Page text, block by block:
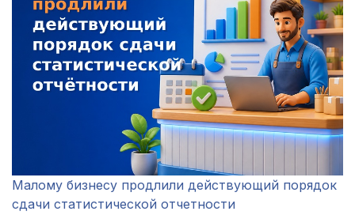
Малому бизнесу продлили действующий порядок
сдачи статистической отчетности